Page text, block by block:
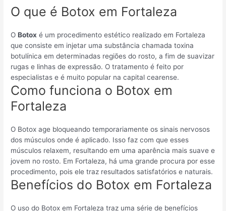
O que é Botox em Fortaleza
OBotox é um procedimento estético realizado em Fortaleza
que consiste em injetar uma substância chamada toxina
botulínica em determinadas regiões do rosto, a fim de suavizar
rugas e linhas de expressão. O tratamento é feito por
especialistas e é muito popular na capital cearense.
Como funciona o Botox em
Fortaleza
O Botox age bloqueando temporariamente os sinais nervosos
dos músculos onde é aplicado. Isso faz com que esses
músculos relaxem, resultando em uma aparência mais suave e
jovem no rosto. Em Fortaleza, há uma grande procura por esse
procedimento, pois ele traz resultados satisfatórios e naturais.
Benefícios do Botox em Fortaleza
O uso do Botox em Fortaleza traz uma série de benefícios